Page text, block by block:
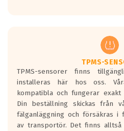
regelverket som introduceras år
Ett däck med två svarta vågor är
godkända för år 2016 nya
Ett däck med en svart våg
minst tre decibel tystare än det
regelverk som börjar gälla
TPMS-
TPMS-sensorer finns
installeras här hos oss.
kompatibla och fungerar exakt
Din beställning skickas från
fälganläggning och försäkras i
av transportör. Det finns